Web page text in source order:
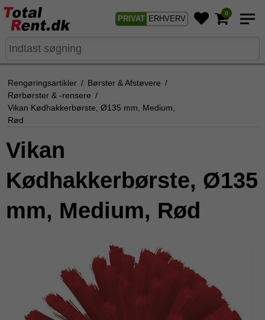
PRIVAT ERHVERV
0
Rengøringsartikler / Børster & Afstøvere /
Rørbørster & -rensere /
Vikan Kødhakkerbørste, Ø135 mm, Medium,
Rød
Vikan
Kødhakkerbørste, Ø135
mm, Medium, Rød